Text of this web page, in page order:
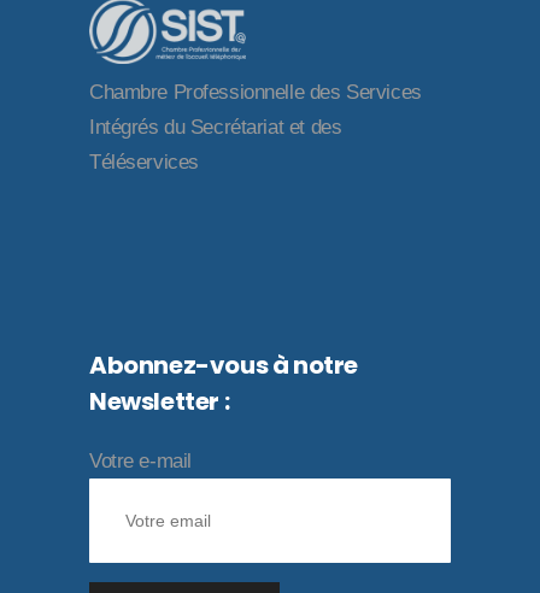
Chambre Professionnelle des Services
Intégrés du Secrétariat et des
Téléservices
Abonnez-vous à notre
Newsletter :
Votre e-mail